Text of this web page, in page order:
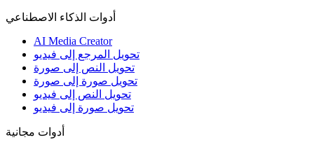
أدوات الذكاء الاصطناعي
AI Media Creator
تحويل المرجع إلى فيديو
تحويل النص إلى صورة
تحويل صورة إلى صورة
تحويل النص إلى فيديو
تحويل صورة إلى فيديو
أدوات مجانية